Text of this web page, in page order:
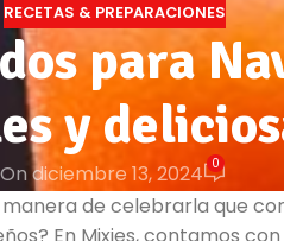
RECETAS & PREPARACIONES
para
y
On diciembre 13, 2024 0
de celebrarla que